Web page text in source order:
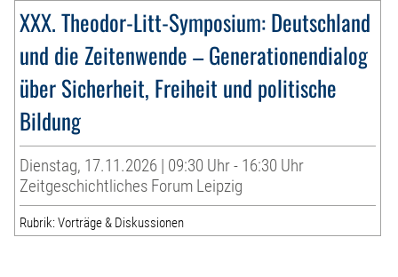
XXX. Theodor-Litt-Symposium: Deutschland
und die Zeitenwende – Generationendialog
über Sicherheit, Freiheit und politische
Bildung
Dienstag, 17.11.2026 | 09:30 Uhr - 16:30 Uhr
Zeitgeschichtliches Forum Leipzig
Rubrik: Vorträge & Diskussionen